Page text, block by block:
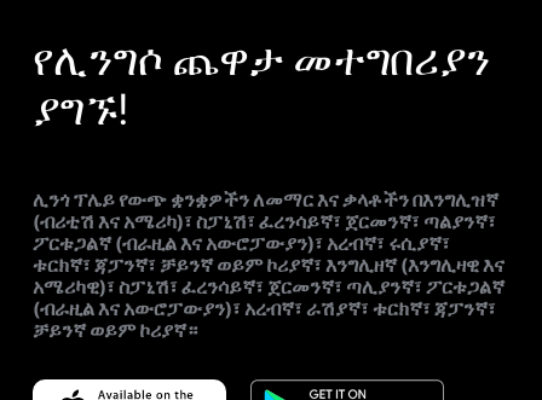
የሊንግሶ ጨዋታ መተግበሪያን
ያግኙ!
ሊንጎ ፕሌይ የውጭ ቋንቋዎችን ለመማር እና ቃላቶችን በእንግሊዝኛ
(ብሪቲሽ እና አሜሪካ)፣ ስፓኒሽ፣ ፈረንሳይኛ፣ ጀርመንኛ፣ ጣልያንኛ፣
ፖርቱጋልኛ (ብራዚል እና አውሮፓውያን)፣ አረብኛ፣ ሩሲያኛ፣
ቱርክኛ፣ ጃፓንኛ፣ ቻይንኛ ወይም ኮሪያኛ፣ እንግሊዘኛ (እንግሊዛዊ እና
አሜሪካዊ)፣ ስፓኒሽ፣ ፈረንሳይኛ፣ ጀርመንኛ፣ ጣሊያንኛ፣ ፖርቱጋልኛ
(ብራዚል እና አውሮፓውያን)፣ አረብኛ፣ ራሽያኛ፣ ቱርክኛ፣ ጃፓንኛ፣
ቻይንኛ ወይም ኮሪያኛ።